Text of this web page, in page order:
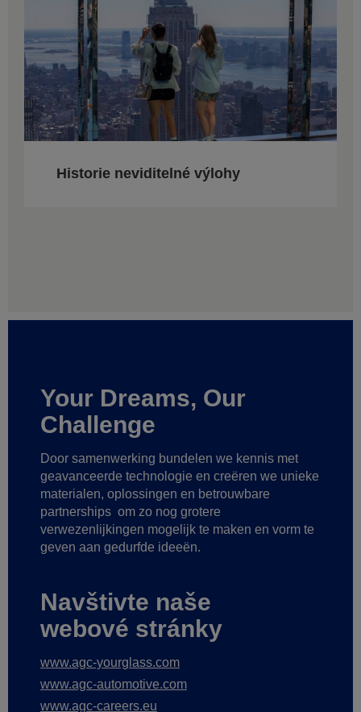
Historie neviditelné výlohy
Your Dreams, Our
Challenge
Door samenwerking bundelen we kennis met
geavanceerde technologie en creëren we unieke
materialen, oplossingen en betrouwbare
partnerships om zo nog grotere
verwezenlijkingen mogelijk te maken en vorm te
geven aan gedurfde ideeën.
Navštivte naše
webové stránky
www.agc-yourglass.com
www.agc-automotive.com
www.agc-careers.eu